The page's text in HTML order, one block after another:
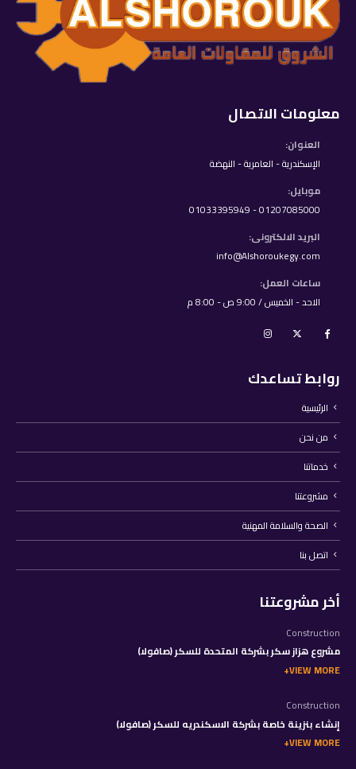
معلومات الاتصال
العنوان:
الإسكندرية - العامرية - النهضة
موبايل:
01207085000 - 01033395949
البريد الالكترونى:
info@Alshoroukegy.com
ساعات العمل:
الاحد - الخميس / 9:00 ص - 8:00 م
روابط تساعدك
الرئيسية
من نحن
خدماتنا
مشروعتنا
الصحة والسلامة المهنية
اتصل بنا
أخر مشروعتنا
Construction
مشروع هزاز سكر بشركة المتحدة للسكر (صافولا)
VIEW MORE
Construction
إنشاء بنزينة خاصة بشركة الاسكندريه للسكر (صافولا)
VIEW MORE